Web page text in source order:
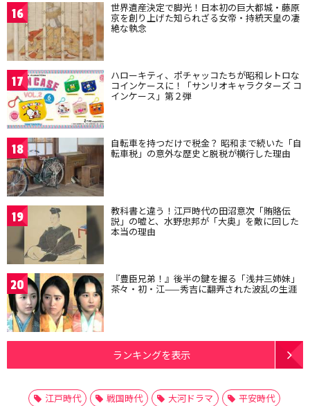
16 世界遺産決定で脚光！日本初の巨大都城・藤原
京を創り上げた知られざる女帝・持統天皇の凄
絶な執念
17 ハローキティ、ポチャッコたちが昭和レトロな
コインケースに！「サンリオキャラクターズ コ
インケース」第２弾
18 自転車を持つだけで税金？ 昭和まで続いた「自
転車税」の意外な歴史と脱税が横行した理由
19 教科書と違う！江戸時代の田沼意次「賄賂伝
説」の嘘と、水野忠邦が「大奥」を敵に回した
本当の理由
20 『豊臣兄弟！』後半の鍵を握る「浅井三姉妹」
茶々・初・江——秀吉に翻弄された波乱の生涯
ランキングを表示
江戸時代 戦国時代 大河ドラマ
平安時代